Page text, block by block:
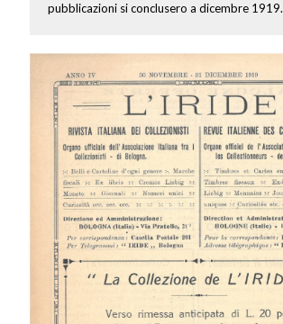
pubblicazioni si conclusero a dicembre 1919.